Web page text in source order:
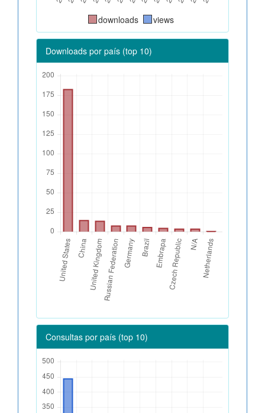
downloads views
Downloads por país (top 10)
Consultas por país (top 10)